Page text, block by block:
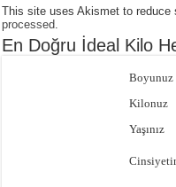
This site uses Akismet to reduce
processed.
En Doğru İdeal Kilo
Boyunuz
Kilonuz
Yaşınız